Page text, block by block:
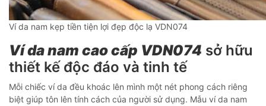
Ví da nam kẹp tiền tiện lợi đẹp độc lạ VDN074
Ví da nam cao cấp VDN074 sở hữu
thiết kế độc đáo và tinh tế
Mỗi chiếc ví da đều khoác lên mình một nét phong cách riêng
biệt giúp tôn lên tính cách của người sử dụng. Mẫu ví da nam